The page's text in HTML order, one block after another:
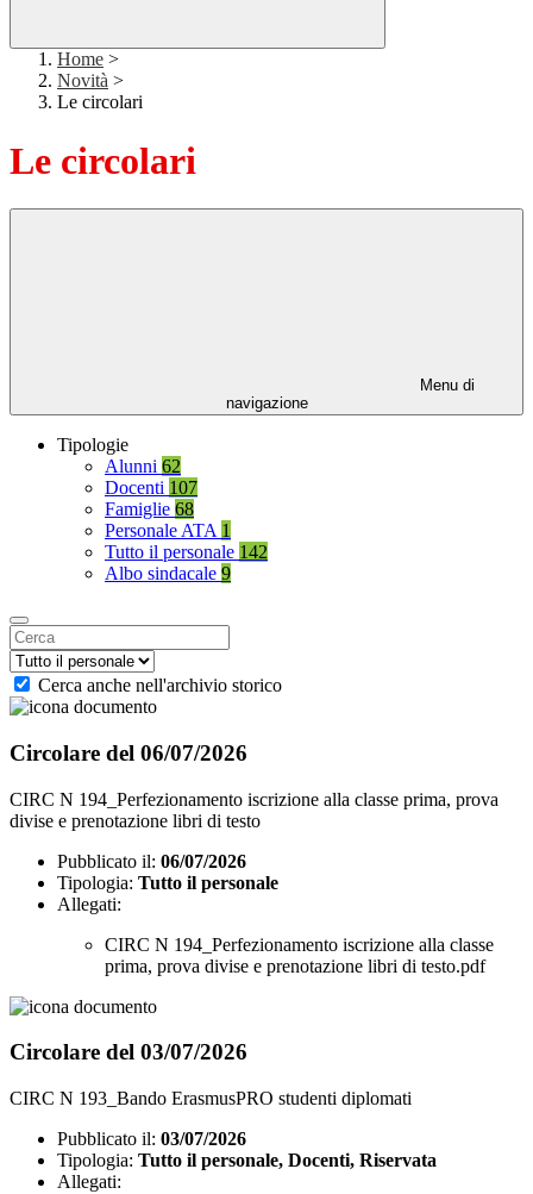
Home >
Novità >
Le circolari
Le circolari
Menu di
navigazione
Tipologie
Alunni 62
Docenti 107
Famiglie 68
Personale ATA 1
Tutto il personale 142
Albo sindacale 9
Cerca anche nell'archivio storico
Circolare del 06/07/2026
CIRC N 194_Perfezionamento iscrizione alla classe prima, prova
divise e prenotazione libri di testo
Pubblicato il: 06/07/2026
Tipologia: Tutto il personale
Allegati:
CIRC N 194_Perfezionamento iscrizione alla classe
prima, prova divise e prenotazione libri di testo.pdf
Circolare del 03/07/2026
CIRC N 193_Bando ErasmusPRO studenti diplomati
Pubblicato il: 03/07/2026
Tipologia: Tutto il personale, Docenti, Riservata
Allegati: